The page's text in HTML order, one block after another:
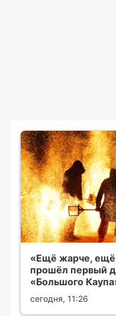
«Ещё жарче, ещё
прошёл первый
«Большого
сегодня, 11:26